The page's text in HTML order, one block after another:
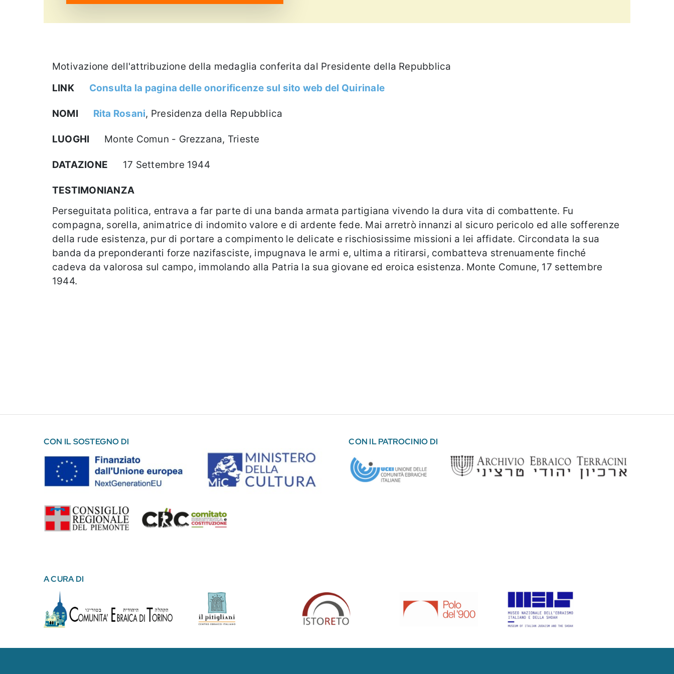
Motivazione dell'attribuzione della medaglia conferita dal Presidente della Repubblica
LINK
Consulta la pagina delle onorificenze sul sito web del Quirinale
NOMI Rita Rosani, Presidenza della Repubblica
LUOGHI Monte Comun - Grezzana, Trieste
DATAZIONE 17 Settembre 1944
TESTIMONIANZA
Perseguitata politica, entrava a far parte di una banda armata partigiana vivendo la dura vita di combattente. Fu
compagna, sorella, animatrice di indomito valore e di ardente fede. Mai arretrò innanzi al sicuro pericolo ed alle sofferenze
della rude esistenza, pur di portare a compimento le delicate e rischiosissime missioni a lei affidate. Circondata la sua
banda da preponderanti forze nazifasciste, impugnava le armi e, ultima a ritirarsi, combatteva strenuamente finché
cadeva da valorosa sul campo, immolando alla Patria la sua giovane ed eroica esistenza. Monte Comune, 17 settembre
1944.
CON IL SOSTEGNO DI CON IL PATROCINIO DI
A CURA DI